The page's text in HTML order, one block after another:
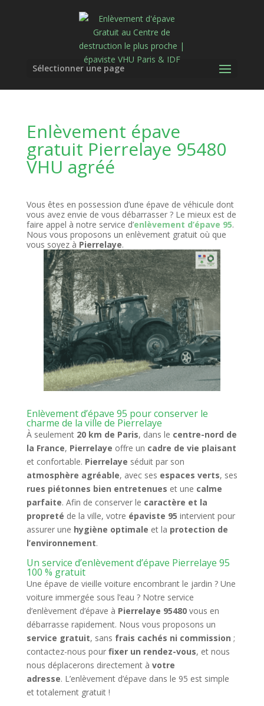
Sélectionner une page
Enlèvement épave
gratuit Pierrelaye 95480
VHU agréé
Vous êtes en possession d’une épave de véhicule dont
vous avez envie de vous débarrasser ? Le mieux est de
faire appel à notre service d’enlèvement d’épave 95.
Nous vous proposons un enlèvement gratuit où que
vous soyez à Pierrelaye.
Enlèvement d’épave 95 pour conserver le
charme de la ville de Pierrelaye
À seulement 20 km de Paris, dans le centre-nord de
la France, Pierrelaye offre un cadre de vie plaisant
et confortable. Pierrelaye séduit par son
atmosphère agréable, avec ses espaces verts, ses
rues piétonnes bien entretenues et une calme
parfaite. Afin de conserver le caractère et la
propreté de la ville, votre épaviste 95 intervient pour
assurer une hygiène optimale et la protection de
l’environnement.
Un service d’enlèvement d’épave Pierrelaye 95
100 % gratuit
Une épave de vieille voiture encombrant le jardin ? Une
voiture immergée sous l’eau ? Notre service
d’enlèvement d’épave à Pierrelaye 95480vous en
débarrasse rapidement. Nous vous proposons un
service gratuit, sans frais cachés ni commission ;
contactez-nous pour fixer un rendez-vous, et nous
nous déplacerons directement à votre
adresse. L’enlèvement d’épave dans le 95 est simple
et totalement gratuit !